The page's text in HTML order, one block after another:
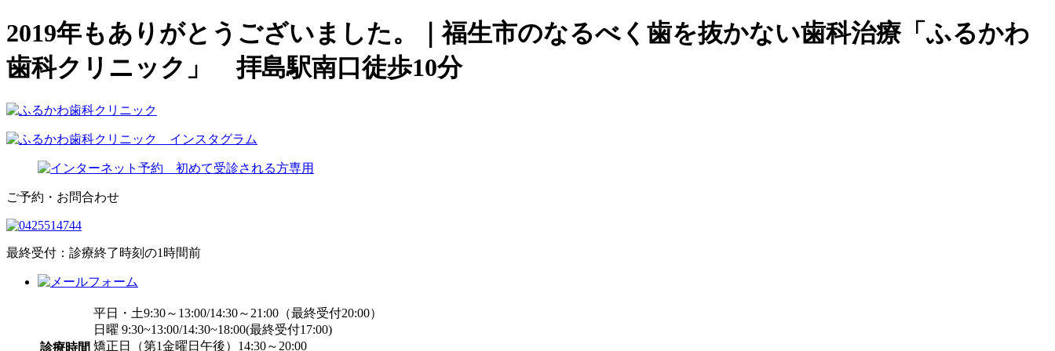
2019年もありがとうございました。｜福生市のなるべく歯を抜かない歯科治療「ふるかわ
歯科クリニック」 拝島駅南口徒歩10分
ご予約・お問合わせ
最終受付：診療終了時刻の1時間前
診療時間
平日・土9:30～13:00/14:30～21:00（最終受付20:00）
日曜 9:30~13:00/14:30~18:00(最終受付17:00)
矯正日（第1金曜日午後）14:30～20:00